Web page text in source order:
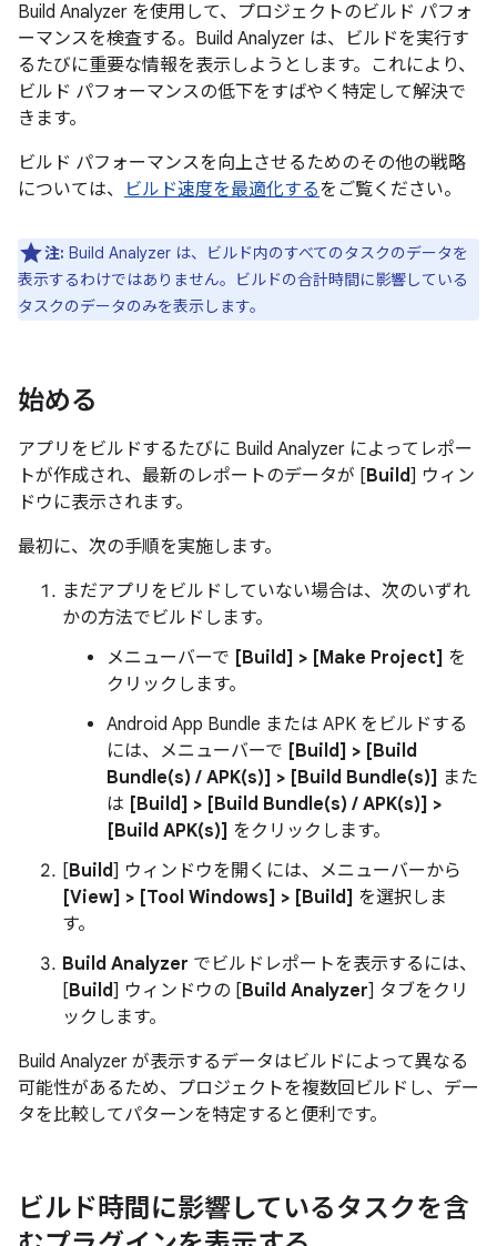
Build Analyzer を使用して、プロジェクトのビルド パフォ
ーマンスを検査する。Build Analyzer は、ビルドを実行す
るたびに重要な情報を表示しようとします。これにより、
ビルド パフォーマンスの低下をすばやく特定して解決で
きます。
ビルド パフォーマンスを向上させるためのその他の戦略
については、
ビルド速度を最適化するをご覧ください。
注: Build Analyzer は、ビルド内のすべてのタスクのデータを
表示するわけではありません。ビルドの合計時間に影響している
タスクのデータのみを表示します。
始める
アプリをビルドするたびに Build Analyzer によってレポー
トが作成され、最新のレポートのデータが [Build] ウィン
ドウに表示されます。
最初に、次の手順を実施します。
まだアプリをビルドしていない場合は、次のいずれ
かの方法でビルドします。
メニューバーで [Build] > [Make Project] を
クリックします。
Android App Bundle または APK をビルドする
には、メニューバーで [Build] > [Build
Bundle(s) / APK(s)] > [Build Bundle(s)] また
は [Build] > [Build Bundle(s) / APK(s)] >
[Build APK(s)] をクリックします。
[Build] ウィンドウを開くには、メニューバーから
[View] > [Tool Windows] > [Build] を選択しま
す。
Build Analyzer でビルドレポートを表示するには、
[Build] ウィンドウの [Build Analyzer] タブをクリ
ックします。
Build Analyzer が表示するデータはビルドによって異なる
可能性があるため、プロジェクトを複数回ビルドし、デー
タを比較してパターンを特定すると便利です。
ビルド時間に影響しているタスクを含